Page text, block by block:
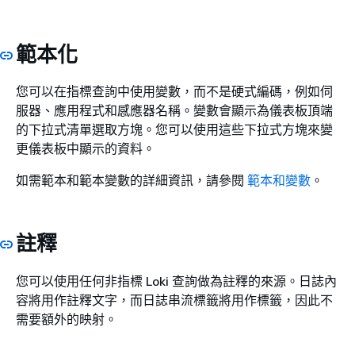
範本化
您可以在指標查詢中使用變數，而不是硬式編碼，例如伺
服器、應用程式和感應器名稱。變數會顯示為儀表板頂端
的下拉式清單選取方塊。您可以使用這些下拉式方塊來變
更儀表板中顯示的資料。
如需範本和範本變數的詳細資訊，請參閱 範本和變數 。
註釋
您可以使用任何非指標 Loki 查詢做為註釋的來源。日誌內
容將用作註釋文字，而日誌串流標籤將用作標籤，因此不
需要額外的映射。